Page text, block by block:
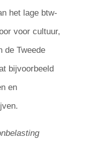
het lage btw-
voor cultuur,
de Tweede
bijvoorbeeld
en